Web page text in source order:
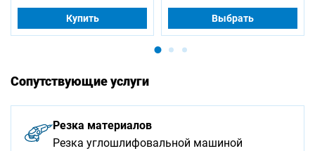
Купить Выбрать
Сопутствующие услуги
Резка материалов
Резка углошлифовальной машиной